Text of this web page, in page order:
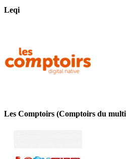
Leqi
Les Comptoirs (Comptoirs du